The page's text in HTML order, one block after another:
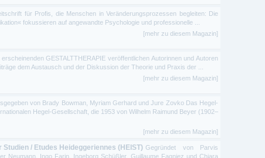
für Profis, die Menschen in Veränderungsprozessen begleiten: Die
fokussieren auf angewandte Psychologie und professionelle ...
[mehr zu diesem Magazin]
GESTALTTHERAPIE veröffentlichen Autorinnen und Autoren
dem Austausch und der Diskussion der Theorie und Praxis der ...
[mehr zu diesem Magazin]
von Brady Bowman, Myriam Gerhard und Jure Zovko Das Hegel-
Hegel-Gesellschaft, die 1953 von Wilhelm Raimund Beyer (1902–
[mehr zu diesem Magazin]
/ Etudes Heideggeriennes (HEIST) Gegründet von Parvis
Neumann, Ingo Farin, Ingeborg Schüßler, Guillaume Fagniez und Chiara